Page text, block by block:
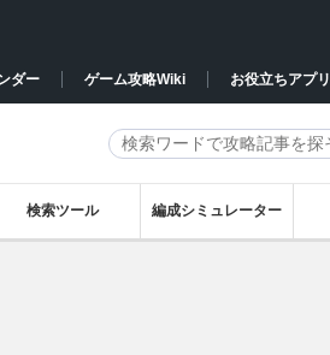
ダー ゲーム攻略Wiki お役立ちアプリ
検索ツール 編成シミュレーター